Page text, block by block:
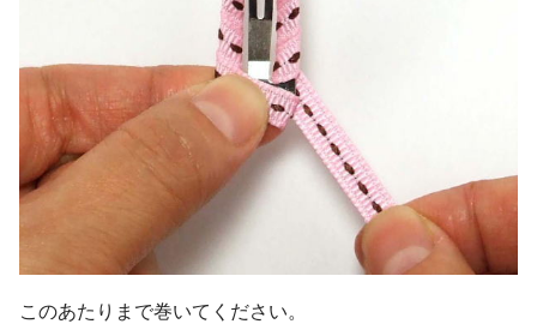
このあたりまで巻いてください。